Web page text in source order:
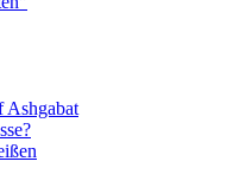
Ashgabat